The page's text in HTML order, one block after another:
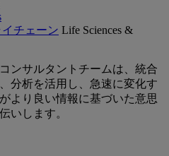
チェーン Life Sciences &
ンサルタントチームは、統合
分析を活用し、急速に変化す
より良い情報に基づいた意思
いします。